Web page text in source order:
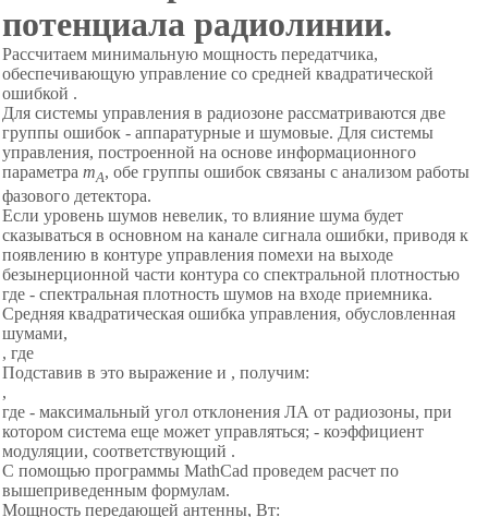
потенциала радиолинии.
Рассчитаем минимальную мощность передатчика,
обеспечивающую управление со средней квадратической
ошибкой .
Для системы управления в радиозоне рассматриваются две
группы ошибок - аппаратурные и шумовые. Для системы
управления, построенной на основе информационного
параметра mA, обе группы ошибок связаны с анализом работы
фазового детектора.
Если уровень шумов невелик, то влияние шума будет
сказываться в основном на канале сигнала ошибки, приводя к
появлению в контуре управления помехи на выходе
безынерционной части контура со спектральной плотностью
где - спектральная плотность шумов на входе приемника.
Средняя квадратическая ошибка управления, обусловленная
шумами,
, где
Подставив в это выражение и , получим:
,
где - максимальный угол отклонения ЛА от радиозоны, при
котором система еще может управляться; - коэффициент
модуляции, соответствующий .
С помощью программы MathCad проведем расчет по
вышеприведенным формулам.
Мощность передающей антенны, Вт: